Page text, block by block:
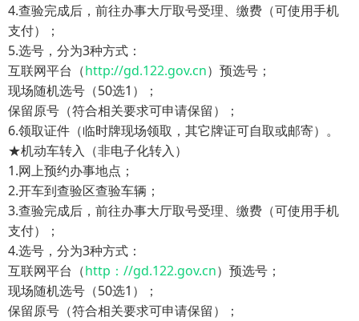
4.查验完成后，前往办事大厅取号受理、缴费（可使用手机
支付）；
5.选号，分为3种方式：
互联网平台（http://gd.122.gov.cn）预选号；
现场随机选号（50选1）；
保留原号（符合相关要求可申请保留）；
6.领取证件（临时牌现场领取，其它牌证可自取或邮寄）。
★机动车转入（非电子化转入）
1.网上预约办事地点；
2.开车到查验区查验车辆；
3.查验完成后，前往办事大厅取号受理、缴费（可使用手机
支付）；
4.选号，分为3种方式：
互联网平台（http：//gd.122.gov.cn）预选号；
现场随机选号（50选1）；
保留原号（符合相关要求可申请保留）；